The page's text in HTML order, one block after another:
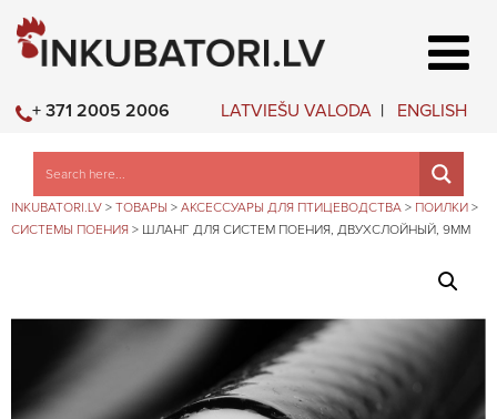
LATVIEŠU VALODA ENGLISH
+ 371 2005 2006
INKUBATORI.LV > ТОВАРЫ > АКСЕССУАРЫ ДЛЯ ПТИЦЕВОДСТВА > ПОИЛКИ >
СИСТЕМЫ ПОЕНИЯ > ШЛАНГ ДЛЯ СИСТЕМ ПОЕНИЯ, ДВУХСЛОЙНЫЙ, 9ММ